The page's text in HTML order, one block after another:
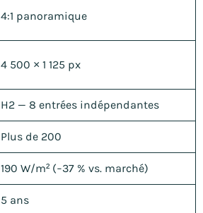
4:1 panoramique
4 500 × 1 125 px
H2 — 8 entrées indépendantes
Plus de 200
190 W/m² (−37 % vs. marché)
5 ans